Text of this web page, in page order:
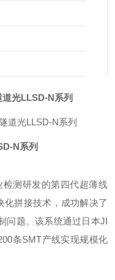
光LLSD-N系列
N系列
测研发的第四代超薄线
化拼接技术，成功解决了
问题。该系统通过日本JI
条SMT产线实现规模化